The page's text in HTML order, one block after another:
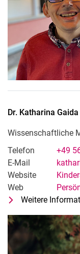
Dr. Katharina Gaida
Wissenschaftliche
Telefon
+49
E-Mail
Website
Web
Weitere